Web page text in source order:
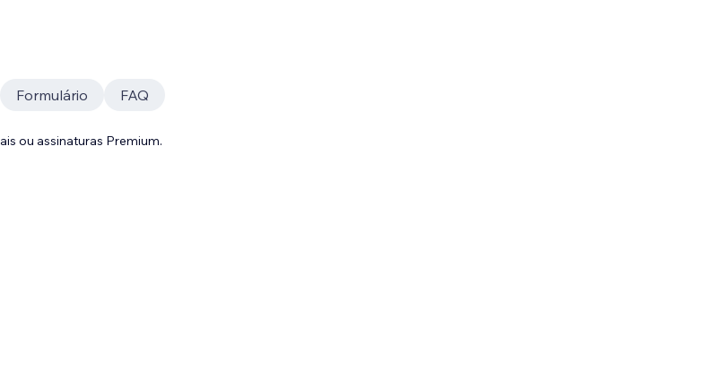
Formulário FAQ
ou assinaturas Premium.